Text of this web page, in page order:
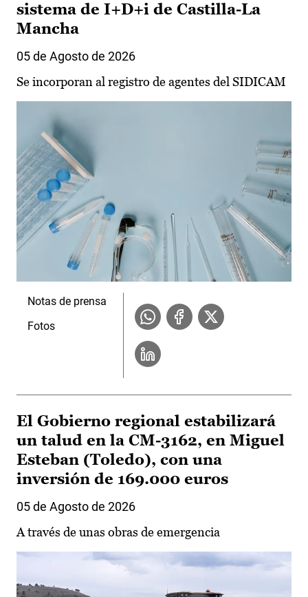
sistema de I+D+i de Castilla-La
Mancha
05 de Agosto de 2026
Se incorporan al registro de agentes del SIDICAM
Notas de prensa
Fotos
El Gobierno regional estabilizará
un talud en la CM-3162, en Miguel
Esteban (Toledo), con una
inversión de 169.000 euros
05 de Agosto de 2026
A través de unas obras de emergencia